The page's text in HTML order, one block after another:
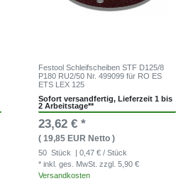
Festool Schleifscheiben STF D125/8
P180 RU2/50 Nr. 499099 für RO ES
ETS LEX 125
Sofort versandfertig, Lieferzeit 1 bis
2 Arbeitstage**
23,62 € *
( 19,85 EUR Netto )
50 Stück
| 0,47 € / Stück
* inkl. ges. MwSt. zzgl. 5,90 €
Versandkosten